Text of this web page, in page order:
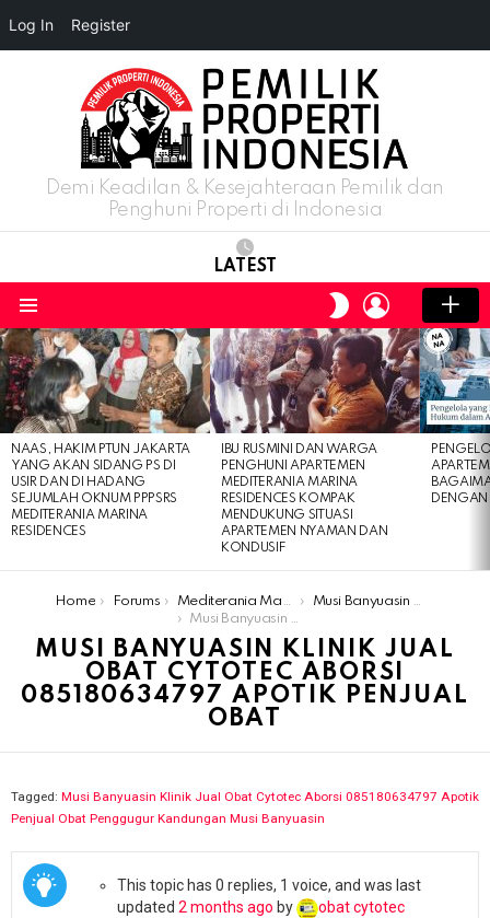
Demi Keadilan & Kesejahteraan Pemilik dan
Penghuni Properti di Indonesia
LATEST
SWITCH
SKIN
LOGIN
LATEST
STORIES
NAAS, HAKIM PTUN JAKARTA
YANG AKAN SIDANG PS DI
USIR DAN DI HADANG
SEJUMLAH OKNUM PPPSRS
MEDITERANIA MARINA
RESIDENCES
IBU RUSMINI DAN WARGA
PENGHUNI APARTEMEN
MEDITERANIA MARINA
RESIDENCES KOMPAK
MENDUKUNG SITUASI
APARTEMEN NYAMAN DAN
KONDUSIF
DENGAN
You are here:
Home Forums Mediterania Marina Residences
Musi Banyuasin Klinik Jual Obat Cytotec Aborsi 085180634797 Apotik Penjual Obat Penggugur Kandungan Musi Banyuasin
Musi Banyuasin Klinik Jual Obat Cytotec Aborsi 085180634797 Apotik Penjual Obat
MUSI BANYUASIN KLINIK JUAL
OBAT CYTOTEC ABORSI
085180634797 APOTIK PENJUAL
OBAT
Tagged: Musi Banyuasin Klinik Jual Obat Cytotec Aborsi 085180634797 Apotik
Penjual Obat Penggugur Kandungan Musi Banyuasin
This topic has 0 replies, 1 voice, and was last
updated 2 months ago by
obat cytotec
Log In Register